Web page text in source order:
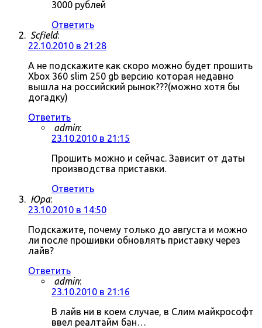
3000 рублей
Ответить
Scfield:
22.10.2010 в 21:28
А не подскажите как скоро можно будет прошить
Xbox 360 slim 250 gb версию которая недавно
вышла на российский рынок???(можно хотя бы
догадку)
Ответить
admin:
23.10.2010 в 21:15
Прошить можно и сейчас. Зависит от даты
производства приставки.
Ответить
Юра:
23.10.2010 в 14:50
Подскажите, почему только до августа и можно
ли после прошивки обновлять приставку через
лайв?
Ответить
admin:
23.10.2010 в 21:16
В лайв ни в коем случае, в Слим майкрософт
ввел реалтайм бан…